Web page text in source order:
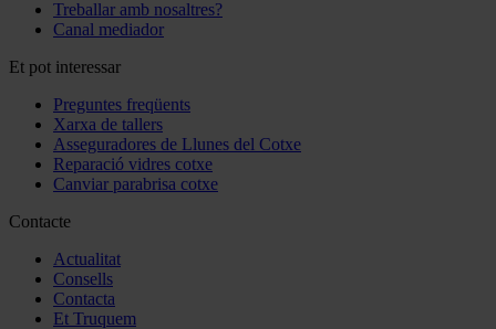
Treballar amb nosaltres?
Canal mediador
Et pot interessar
Preguntes freqüents
Xarxa de tallers
Asseguradores de Llunes del Cotxe
Reparació vidres cotxe
Canviar parabrisa cotxe
Contacte
Actualitat
Consells
Contacta
Et Truquem